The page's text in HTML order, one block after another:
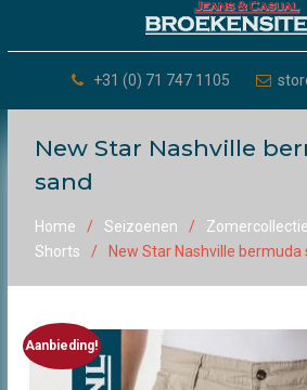
+31 (0) 71 747 1105
New Star Nashville
sand
Home Seizoenen
Shorts
New Star Nashville bermuda
Aanbieding!